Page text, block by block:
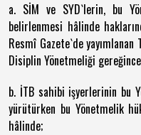
a. SİM ve SYD`lerin, bu
belirlenmesi hâlinde
Resmî Gazete`de
Disiplin Yönetmeliği
b. İTB sahibi işyerlerinin bu
yürütürken bu Yönetmelik
hâlinde;